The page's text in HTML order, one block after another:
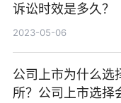
诉讼时效是多久？
2023-05-06
公司上市为什么选
所？公司上市选择